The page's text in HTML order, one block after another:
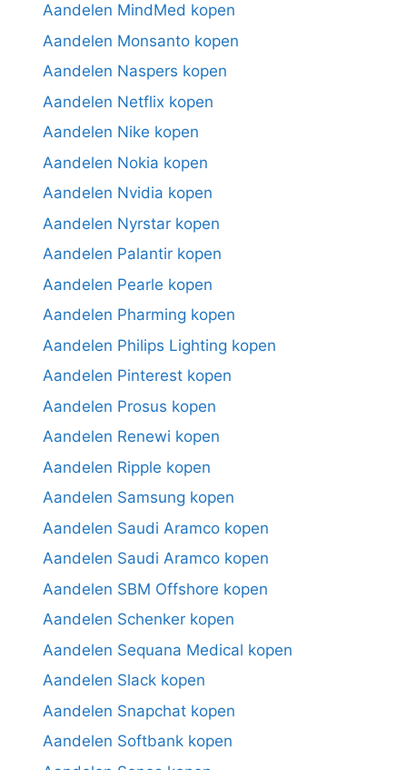
Aandelen MindMed kopen
Aandelen Monsanto kopen
Aandelen Naspers kopen
Aandelen Netflix kopen
Aandelen Nike kopen
Aandelen Nokia kopen
Aandelen Nvidia kopen
Aandelen Nyrstar kopen
Aandelen Palantir kopen
Aandelen Pearle kopen
Aandelen Pharming kopen
Aandelen Philips Lighting kopen
Aandelen Pinterest kopen
Aandelen Prosus kopen
Aandelen Renewi kopen
Aandelen Ripple kopen
Aandelen Samsung kopen
Aandelen Saudi Aramco kopen
Aandelen Saudi Aramco kopen
Aandelen SBM Offshore kopen
Aandelen Schenker kopen
Aandelen Sequana Medical kopen
Aandelen Slack kopen
Aandelen Snapchat kopen
Aandelen Softbank kopen